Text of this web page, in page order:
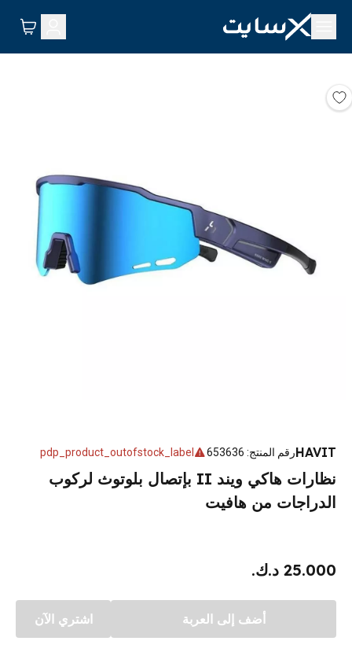
HAVITرقم المنتج:
653636
pdp_product_outofstock_label
نظارات هاكي ويند II بإتصال بلوتوث لركوب
الدراجات من هافيت
25.000 د.ك.
أضف إلى العربة اشتري الآن